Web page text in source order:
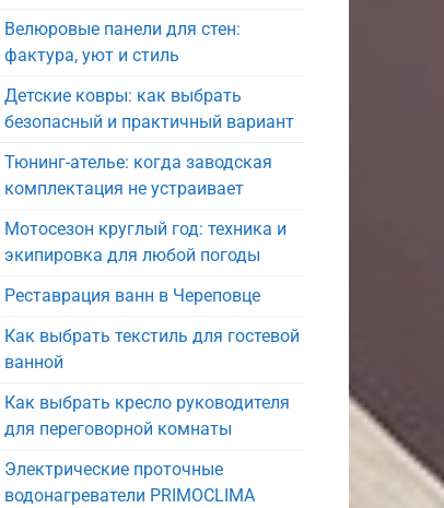
Велюровые панели для стен:
фактура, уют и стиль
Детские ковры: как выбрать
безопасный и практичный вариант
Тюнинг-ателье: когда заводская
комплектация не устраивает
Мотосезон круглый год: техника и
экипировка для любой погоды
Реставрация ванн в Череповце
Как выбрать текстиль для гостевой
ванной
Как выбрать кресло руководителя
для переговорной комнаты
Электрические проточные
водонагреватели PRIMOCLIMA